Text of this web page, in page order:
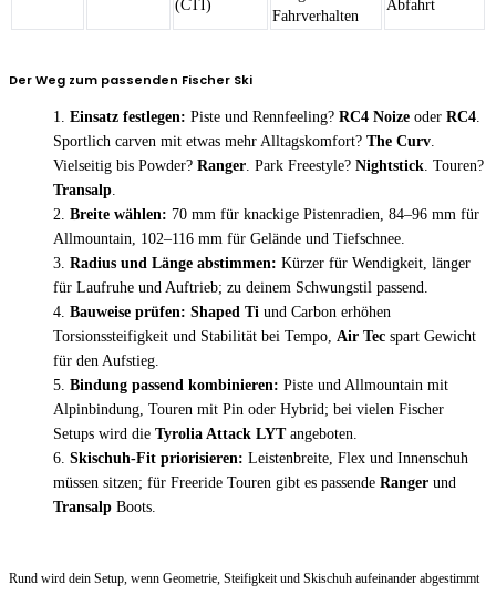
(CTI)
Fahrverhalten
Abfahrt
Der Weg zum passenden Fischer Ski
Einsatz festlegen: Piste und Rennfeeling? RC4 Noize oder RC4
Sportlich carven mit etwas mehr Alltagskomfort? The Curv
Vielseitig bis Powder? Ranger . Park Freestyle? Nightstick . Touren?
Transalp
Breite wählen: 70 mm für knackige Pistenradien, 84–96 mm für
Allmountain, 102–116 mm für Gelände und Tiefschnee.
Radius und Länge abstimmen: Kürzer für Wendigkeit, länger
für Laufruhe und Auftrieb; zu deinem Schwungstil passend.
Bauweise prüfen: Shaped Ti und Carbon erhöhen
Torsionssteifigkeit und Stabilität bei Tempo, Air Tec spart Gewicht
für den Aufstieg.
Bindung passend kombinieren: Piste und Allmountain mit
Alpinbindung, Touren mit Pin oder Hybrid; bei vielen Fischer
Setups wird die Tyrolia Attack LYTangeboten.
Skischuh-Fit priorisieren: Leistenbreite, Flex und Innenschuh
müssen sitzen; für Freeride Touren gibt es passende Ranger und
Transalp Boots.
Rund wird dein Setup, wenn Geometrie, Steifigkeit und Skischuh aufeinander abgestimmt